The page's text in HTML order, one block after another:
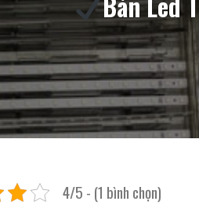
4/5 - (1 bình chọn)